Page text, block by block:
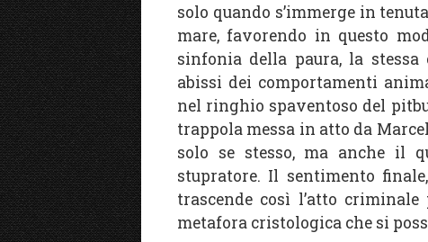
solo quando s’immerge in
mare, favorendo in questo
sinfonia della paura, la
abissi dei comportamenti
nel ringhio spaventoso del
trappola messa in atto da
solo se stesso, ma anche il
stupratore. Il sentimento
trascende così l’atto
metafora cristologica che si